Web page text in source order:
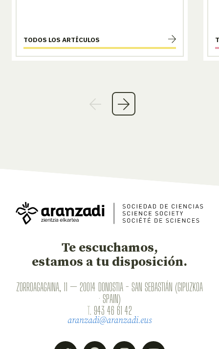
TODOS LOS ARTÍCULOS
Te escuchamos,
estamos a tu disposición.
ZORROAGAGAINA, 11 — 20014 DONOSTIA - SAN SEBASTIÁN (GIPUZKOA
· SPAIN)
T. 943 46 61 42
aranzadi@aranzadi.eus